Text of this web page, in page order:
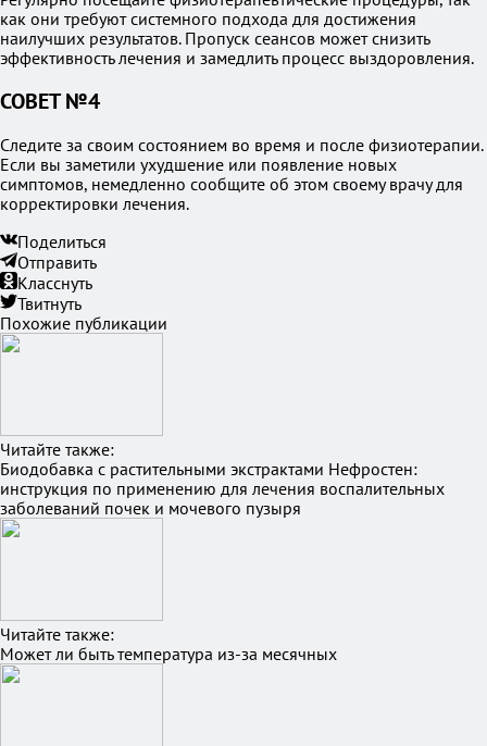
как они требуют системного подхода для достижения
наилучших результатов. Пропуск сеансов может снизить
эффективность лечения и замедлить процесс выздоровления.
СОВЕТ №4
Следите за своим состоянием во время и после физиотерапии.
Если вы заметили ухудшение или появление новых
симптомов, немедленно сообщите об этом своему врачу для
корректировки лечения.
Поделиться
Отправить
Класснуть
Твитнуть
Похожие публикации
Читайте также:
Биодобавка с растительными экстрактами Нефростен:
инструкция по применению для лечения воспалительных
заболеваний почек и мочевого пузыря
Читайте также:
Может ли быть температура из-за месячных